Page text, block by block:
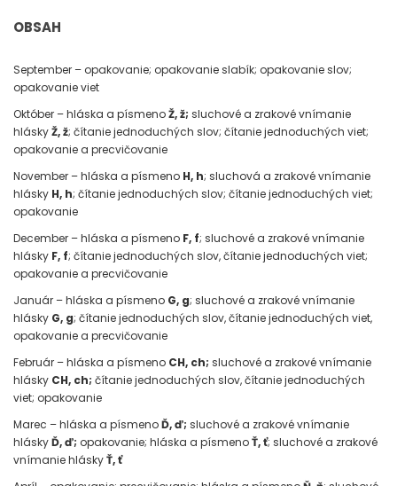
OBSAH
September – opakovanie; opakovanie slabík; opakovanie slov;
opakovanie viet
Október – hláska a písmenoŽ, ž; sluchové a zrakové vnímanie
hláskyŽ, ž; čítanie jednoduchých slov; čítanie jednoduchých viet;
opakovanie a precvičovanie
November – hláska a písmeno H, h; sluchová a zrakové vnímanie
hlásky H, h; čítanie jednoduchých slov; čítanie jednoduchých viet;
opakovanie
December – hláska a písmeno F, f; sluchové a zrakové vnímanie
hlásky F, f; čítanie jednoduchých slov, čítanie jednoduchých viet;
opakovanie a precvičovanie
Január – hláska a písmeno G, g; sluchové a zrakové vnímanie
hlásky G, g; čítanie jednoduchých slov, čítanie jednoduchých viet,
opakovanie a precvičovanie
Február – hláska a písmeno CH, ch; sluchové a zrakové vnímanie
hlásky CH, ch; čítanie jednoduchých slov, čítanie jednoduchých
viet; opakovanie
Marec – hláska a písmenoĎ, ď; sluchové a zrakové vnímanie
hláskyĎ, ď; opakovanie; hláska a písmenoŤ, ť; sluchové a zrakové
vnímanie hláskyŤ, ť